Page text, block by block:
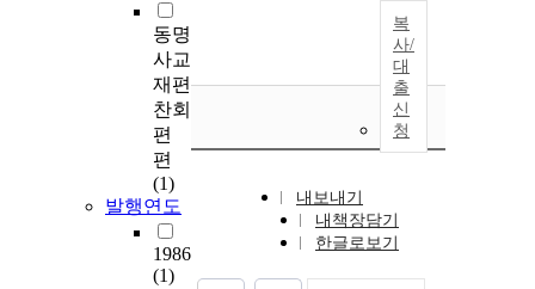
동명
사교
재편
찬회
편
편
(1)
발행연도
1986
(1)
복
사/
대
출
신
청
내보내기
내책장담기
한글로보기